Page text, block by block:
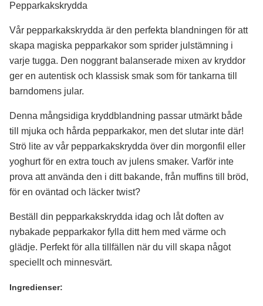
Pepparkakskrydda
Vår pepparkakskrydda är den perfekta blandningen för att
skapa magiska pepparkakor som sprider julstämning i
varje tugga. Den noggrant balanserade mixen av kryddor
ger en autentisk och klassisk smak som för tankarna till
barndomens jular.
Denna mångsidiga kryddblandning passar utmärkt både
till mjuka och hårda pepparkakor, men det slutar inte där!
Strö lite av vår pepparkakskrydda över din morgonfil eller
yoghurt för en extra touch av julens smaker. Varför inte
prova att använda den i ditt bakande, från muffins till bröd,
för en oväntad och läcker twist?
Beställ din pepparkakskrydda idag och låt doften av
nybakade pepparkakor fylla ditt hem med värme och
glädje. Perfekt för alla tillfällen när du vill skapa något
speciellt och minnesvärt.
Ingredienser: